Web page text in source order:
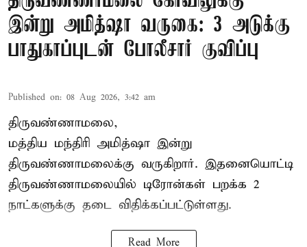
இன்று அமித்ஷா வருகை: 3 அடுக்கு
பாதுகாப்புடன் போலீசார் குவிப்பு
Published on: 08 Aug 2026, 3:42 am
திருவண்ணாமலை,
மத்திய மந்திரி அமித்ஷா இன்று
திருவண்ணாமலைக்கு வருகிறார். இதனையொட்டி
திருவண்ணாமலையில் டிரோன்கள் பறக்க 2
நாட்களுக்கு தடை விதிக்கப்பட்டுள்ளது.
Read More